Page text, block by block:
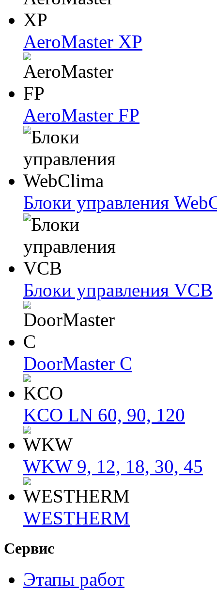
AeroMaster XP
AeroMaster FP
Блоки упрaвлeния
Блоки упрaвлeния VCB
DoorMaster C
KCO LN 60, 90, 120
WKW 9, 12, 18, 30, 45
WESTHERM
Сервис
Этапы работ